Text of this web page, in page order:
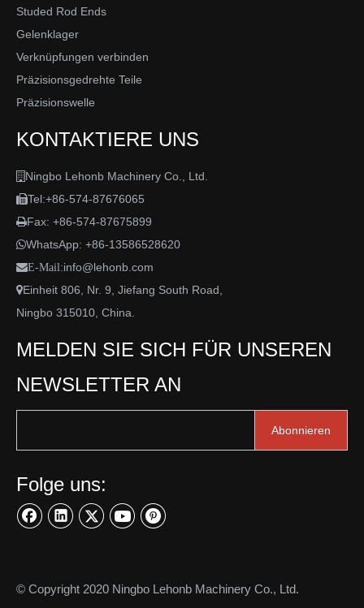
Studed Rod Ends
Gelenklager
Verknüpfungen verbinden
Präzisionsgedrehte Teile
Präzisionswelle
KONTAKTIERE UNS
 Ningbo Lehonb Machinery Co., Ltd.
Tel:+86-574-87676065
Fax: +86-574-87675899
WhatsApp: +86-13586528620
E-Mail:info@lehonb.com
Einheit 806, Nr. 9, Jiefang South Road,
Ningbo 315010, China.
MELDEN SIE SICH FÜR UNSEREN
NEWSLETTER AN
Abonnieren
Folge uns:
© Copyright 2020 Ningbo Lehonb Machinery Co., Ltd.